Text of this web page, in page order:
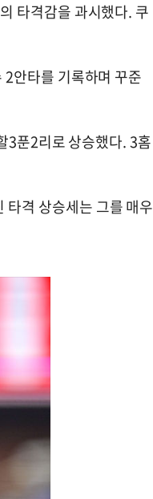
타격감을 과시했다. 쿠
안타를 기록하며 꾸준
3푼2리로 상승했다. 3홈
격 상승세는 그를 매우